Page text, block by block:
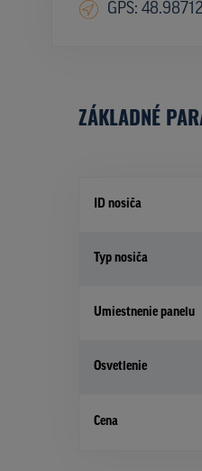
GPS:
ZÁKLADNÉ
ID nosiča
Typ nosiča
Umiestnenie panelu
Osvetlenie
Cena